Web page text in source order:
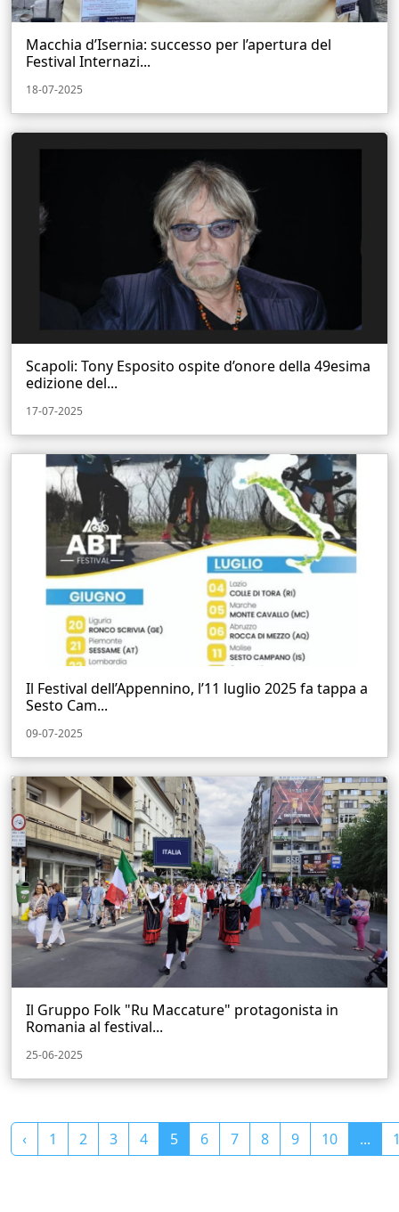
Macchia d’Isernia: successo per l’apertura del
Festival Internazi...
18-07-2025
Scapoli: Tony Esposito ospite d’onore della 49esima
edizione del...
17-07-2025
Il Festival dell’Appennino, l’11 luglio 2025 fa tappa a
Sesto Cam...
09-07-2025
Il Gruppo Folk "Ru Maccature" protagonista in
Romania al festival...
25-06-2025
‹ 1 2 3 4 5 6 7 8 9 10 ...